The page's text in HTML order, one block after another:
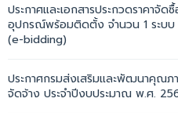
ประกาศและเอกสารประกวดราคาจั
อุปกรณ์พร้อมติดตั้ง จำนวน 1 ระบบ
(e-bidding)
ประกาศกรมส่งเสริมและพัฒนาคุณ
จัดจ้าง ประจำปีงบประมาณ พ.ศ.